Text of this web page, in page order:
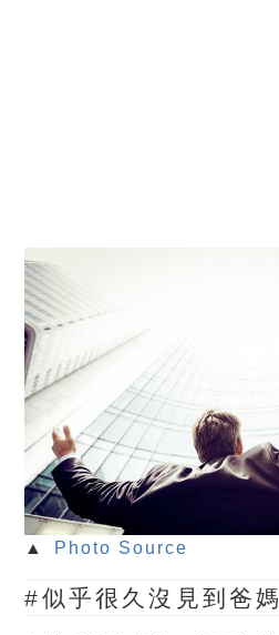
▲ Photo Source
#似乎很久沒見到爸媽